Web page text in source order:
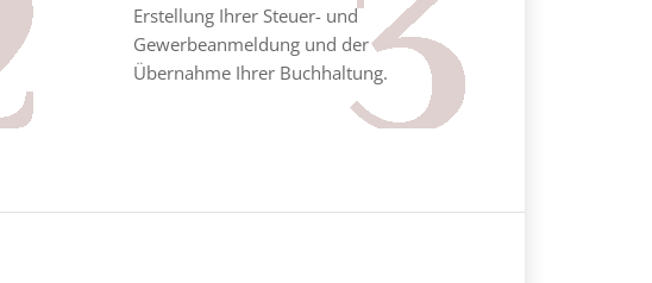
Erstellung Ihrer Steuer- und
Gewerbeanmeldung und der
Übernahme Ihrer Buchhaltung.